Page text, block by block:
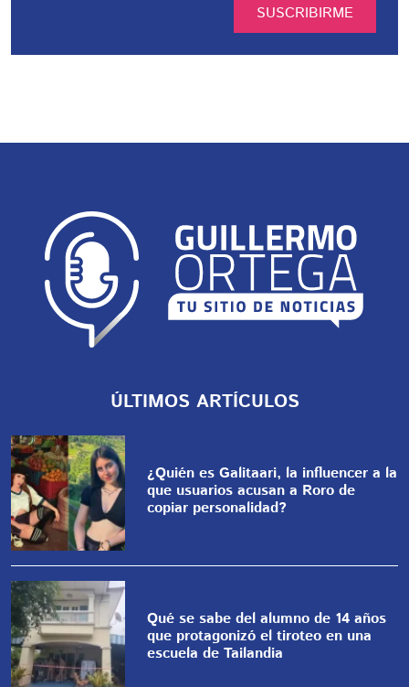
SUSCRIBIRME
ÚLTIMOS ARTÍCULOS
¿Quién es Galitaari, la influencer a la
que usuarios acusan a Roro de
copiar personalidad?
Qué se sabe del alumno de 14 años
que protagonizó el tiroteo en una
escuela de Tailandia